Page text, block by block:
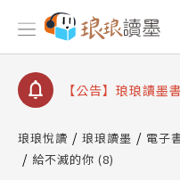
【公告】琅琅書店
查詢
【公告】琅琅讀墨
【公告】琅琅讀墨
請圖文教學
【公告】琅琅書店
查詢
琅琅悅讀 琅琅讀墨 電子
給不滅的你 (8)